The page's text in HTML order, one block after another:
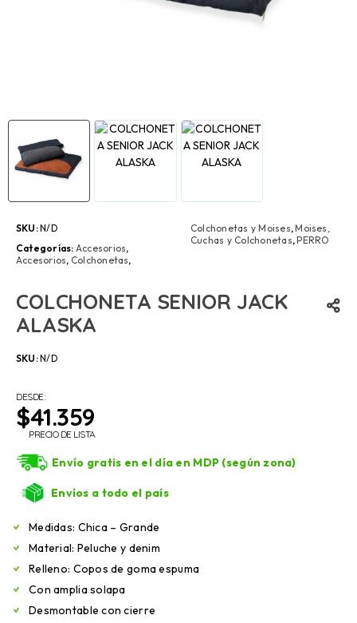
SKU:N/D
Categorías: Accesorios,
Accesorios, Colchonetas,
Colchonetas y Moises,Moises,
Cuchas y Colchonetas,PERRO
COLCHONETA SENIOR JACK
ALASKA
SKU:N/D
DESDE:
$41.359
PRECIO DE LISTA
Envío gratis en el día en MDP (según zona)
Envíos a todo el país
Medidas: Chica – Grande
Material: Peluche y denim
Relleno: Copos de goma espuma
Con amplia solapa
Desmontable con cierre